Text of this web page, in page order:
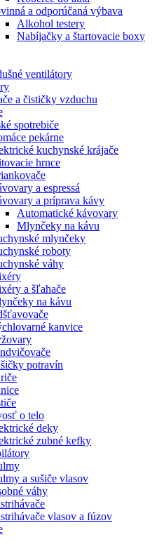
a odporúčaná výbava
Alkohol testery
Nabíjačky a štartovacie boxy
ventilátory
a čističky vzduchu
spotrebiče
pekárne
kuchynské krájače
hrnce
a espressá
a príprava kávy
Automatické kávovary
Mlynčeky na kávu
mlynčeky
roboty
váhy
a šľahače
na kávu
kanvice
potravín
o telo
deky
zubné kefky
a sušiče vlasov
váhy
vlasov a fúzov